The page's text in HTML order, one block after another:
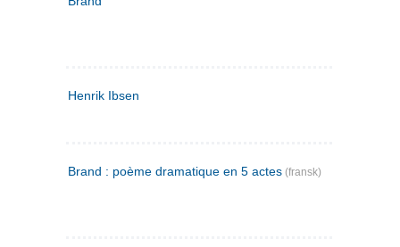
Henrik Ibsen
Brand : poème dramatique en 5 actes (fransk)